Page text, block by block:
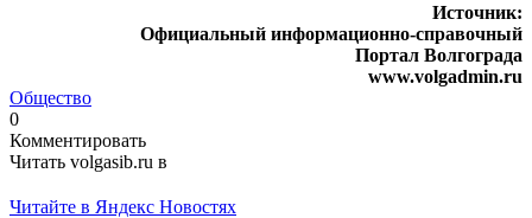
Источник:
Официальный информационно-справочный
Портал Волгограда
www.volgadmin.ru
Общество
0
Комментировать
Читать volgasib.ru в
Читайте в Яндекс Новостях